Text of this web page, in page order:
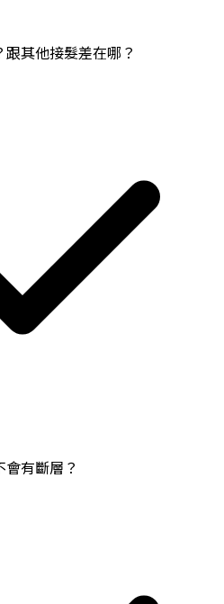
其他接髮差在哪？
有斷層？